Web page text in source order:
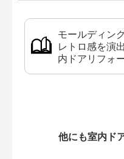
モールディン
レトロ感を演
内ドアリフォ
他にも室内ド